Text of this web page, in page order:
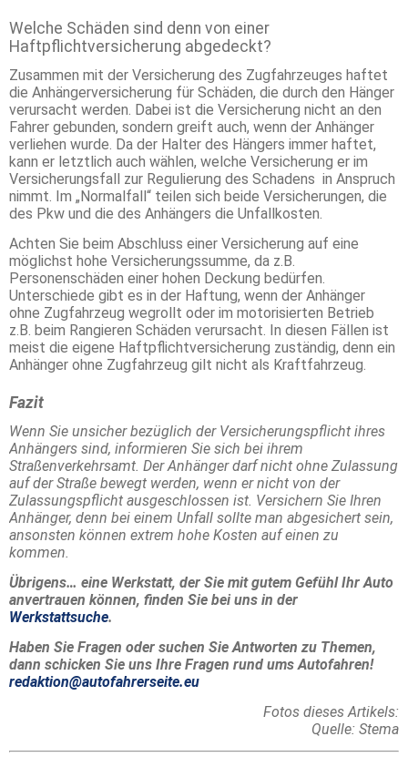
Welche Schäden sind denn von einer
Haftpflichtversicherung abgedeckt?
Zusammen mit der Versicherung des Zugfahrzeuges haftet
die Anhängerversicherung für Schäden, die durch den Hänger
verursacht werden. Dabei ist die Versicherung nicht an den
Fahrer gebunden, sondern greift auch, wenn der Anhänger
verliehen wurde. Da der Halter des Hängers immer haftet,
kann er letztlich auch wählen, welche Versicherung er im
Versicherungsfall zur Regulierung des Schadens in Anspruch
nimmt. Im „Normalfall“ teilen sich beide Versicherungen, die
des Pkw und die des Anhängers die Unfallkosten.
Achten Sie beim Abschluss einer Versicherung auf eine
möglichst hohe Versicherungssumme, da z.B.
Personenschäden einer hohen Deckung bedürfen.
Unterschiede gibt es in der Haftung, wenn der Anhänger
ohne Zugfahrzeug wegrollt oder im motorisierten Betrieb
z.B. beim Rangieren Schäden verursacht. In diesen Fällen ist
meist die eigene Haftpflichtversicherung zuständig, denn ein
Anhänger ohne Zugfahrzeug gilt nicht als Kraftfahrzeug.
Fazit
Wenn Sie unsicher bezüglich der Versicherungspflicht ihres
Anhängers sind, informieren Sie sich bei ihrem
Straßenverkehrsamt. Der Anhänger darf nicht ohne Zulassung
auf der Straße bewegt werden, wenn er nicht von der
Zulassungspflicht ausgeschlossen ist. Versichern Sie Ihren
Anhänger, denn bei einem Unfall sollte man abgesichert sein,
ansonsten können extrem hohe Kosten auf einen zu
kommen.
Übrigens… eine Werkstatt, der Sie mit gutem Gefühl Ihr Auto
anvertrauen können, finden Sie bei uns in der
Werkstattsuche.
Haben Sie Fragen oder suchen Sie Antworten zu Themen,
dann schicken Sie uns Ihre Fragen rund ums Autofahren!
redaktion@autofahrerseite.eu
Fotos dieses Artikels:
Quelle: Stema